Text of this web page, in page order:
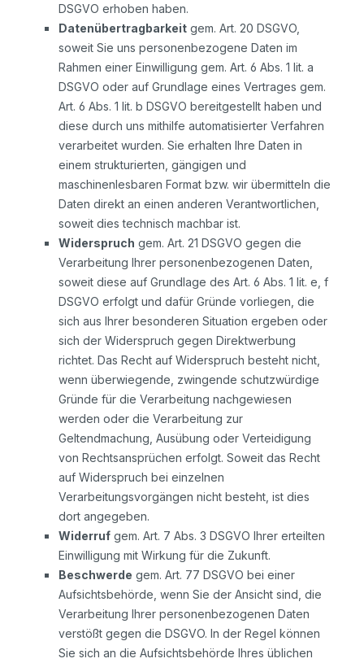
DSGVO erhoben haben.
Datenübertragbarkeit gem. Art. 20 DSGVO,
soweit Sie uns personenbezogene Daten im
Rahmen einer Einwilligung gem. Art. 6 Abs. 1 lit. a
DSGVO oder auf Grundlage eines Vertrages gem.
Art. 6 Abs. 1 lit. b DSGVO bereitgestellt haben und
diese durch uns mithilfe automatisierter Verfahren
verarbeitet wurden. Sie erhalten Ihre Daten in
einem strukturierten, gängigen und
maschinenlesbaren Format bzw. wir übermitteln die
Daten direkt an einen anderen Verantwortlichen,
soweit dies technisch machbar ist.
Widerspruch gem. Art. 21 DSGVO gegen die
Verarbeitung Ihrer personenbezogenen Daten,
soweit diese auf Grundlage des Art. 6 Abs. 1 lit. e, f
DSGVO erfolgt und dafür Gründe vorliegen, die
sich aus Ihrer besonderen Situation ergeben oder
sich der Widerspruch gegen Direktwerbung
richtet. Das Recht auf Widerspruch besteht nicht,
wenn überwiegende, zwingende schutzwürdige
Gründe für die Verarbeitung nachgewiesen
werden oder die Verarbeitung zur
Geltendmachung, Ausübung oder Verteidigung
von Rechtsansprüchen erfolgt. Soweit das Recht
auf Widerspruch bei einzelnen
Verarbeitungsvorgängen nicht besteht, ist dies
dort angegeben.
Widerruf gem. Art. 7 Abs. 3 DSGVO Ihrer erteilten
Einwilligung mit Wirkung für die Zukunft.
Beschwerde gem. Art. 77 DSGVO bei einer
Aufsichtsbehörde, wenn Sie der Ansicht sind, die
Verarbeitung Ihrer personenbezogenen Daten
verstößt gegen die DSGVO. In der Regel können
Sie sich an die Aufsichtsbehörde Ihres üblichen